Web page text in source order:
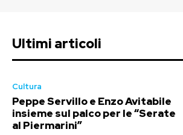
Ultimi articoli
Cultura
Peppe Servillo e Enzo Avitabile
insieme sul palco per le “Serate
al Piermarini”